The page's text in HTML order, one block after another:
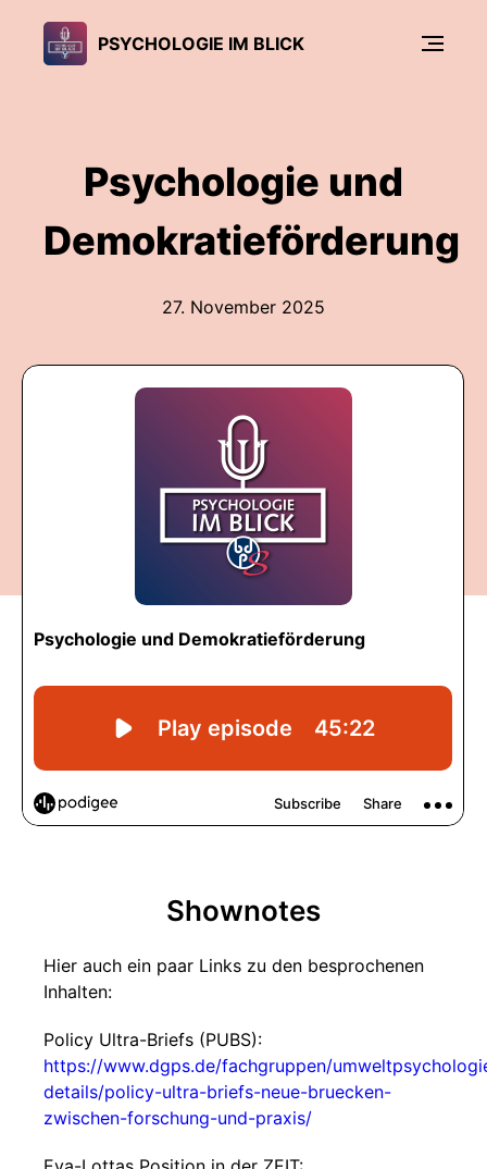
PSYCHOLOGIE IM BLICK
Psychologie und
Demokratieförderung
27. November 2025
Shownotes
Hier auch ein paar Links zu den besprochenen
Inhalten:
Policy Ultra-Briefs (PUBS):
https://www.dgps.de/fachgruppen/
details/policy-ultra-briefs-neue-bruecken-
zwischen-forschung-und-praxis/